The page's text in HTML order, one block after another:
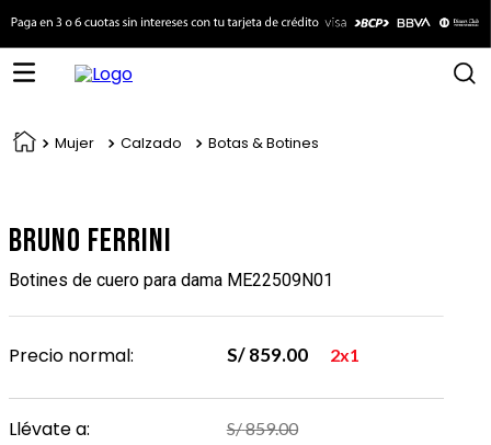
Mujer Calzado Botas & Botines
Bruno Ferrini
Botines de cuero para dama ME22509N01
Precio normal: S/ 859.00 2x1
Llévate a: S/859.00